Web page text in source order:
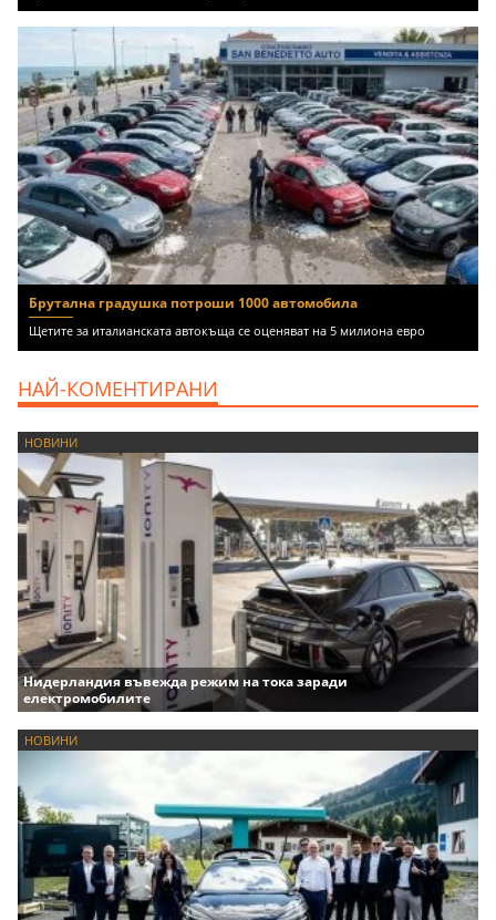
Брутална градушка потроши 1000 автомобила
Щетите за италианската автокъща се оценяват на 5 милиона евро
НАЙ-КОМЕНТИРАНИ
НОВИНИ
Нидерландия въвежда режим на тока заради
електромобилите
НОВИНИ